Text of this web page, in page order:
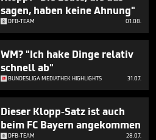
sagen, haben keine Ahnung"
DFB-TEAM 01.08.
WM? "Ich hake Dinge relativ
schnell ab"
BUNDESLIGA MEDIATHEK HIGHLIGHTS 31.07.
Dieser Klopp-Satz ist auch
beim FC Bayern angekommen
DFB-TEAM 28.07.